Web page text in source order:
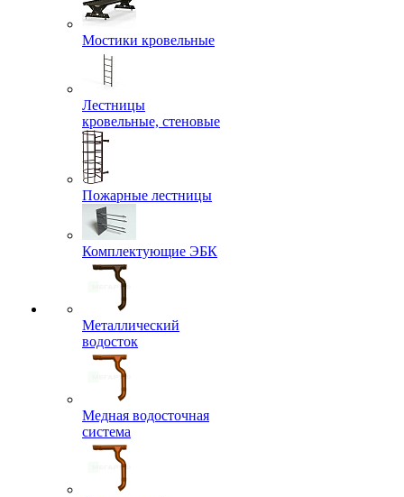
Мостики кровельные
Лестницы
кровельные, стеновые
Пожарные лестницы
Комплектующие ЭБК
Металлический
водосток
Медная водосточная
система